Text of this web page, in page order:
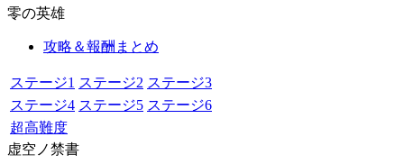
零の英雄
攻略＆報酬まとめ
ステージ1 ステージ2 ステージ3
ステージ4 ステージ5 ステージ6
超高難度
虚空ノ禁書